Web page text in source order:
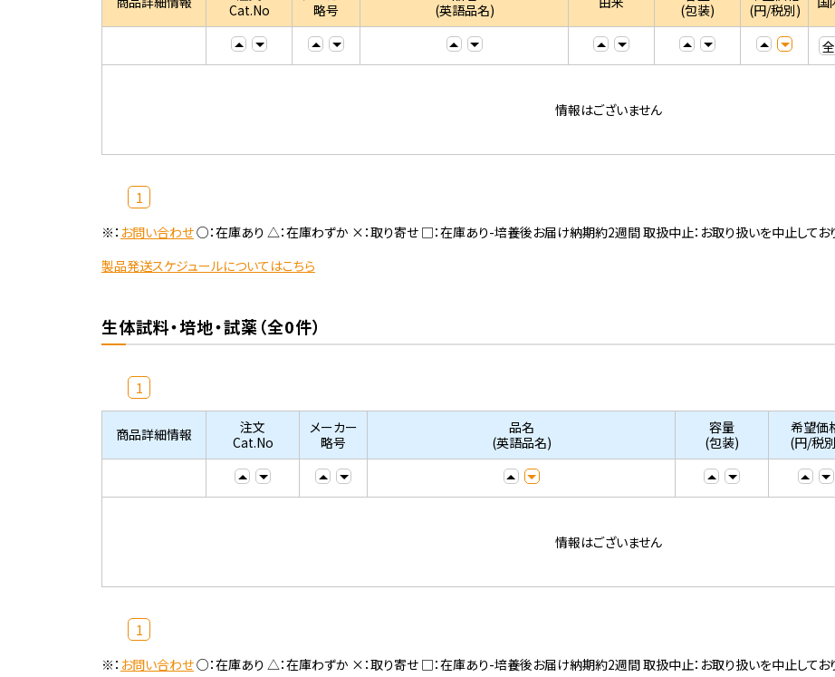
Cat.No
略号
(英語品名)
(包装)
(円/税別)
情報はございません
1
※： お問い合わせ○：在庫あり △：在庫わずか ×：取り寄せ □：在庫あり-培養後お届け納期約2週間 取扱中止：お取り扱いを中止しており
製品発送スケジュールについてはこちら
生体試料・培地・試薬（全0件）
1
商品詳細情報
注文
Cat.No
メーカー
略号
品名
(英語品名)
容量
(包装)
希望価
(円/税
情報はございません
1
※： お問い合わせ○：在庫あり △：在庫わずか ×：取り寄せ □：在庫あり-培養後お届け納期約2週間 取扱中止：お取り扱いを中止しており